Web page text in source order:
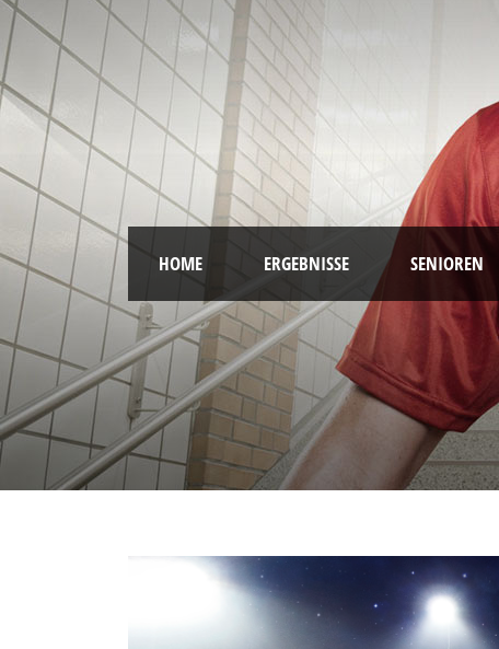
HOME ERGEBNISSE SENIOREN